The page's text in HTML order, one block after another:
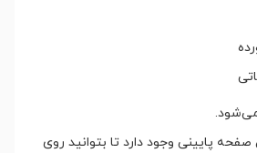
پایینی وجود دارد تا بتوانید روی